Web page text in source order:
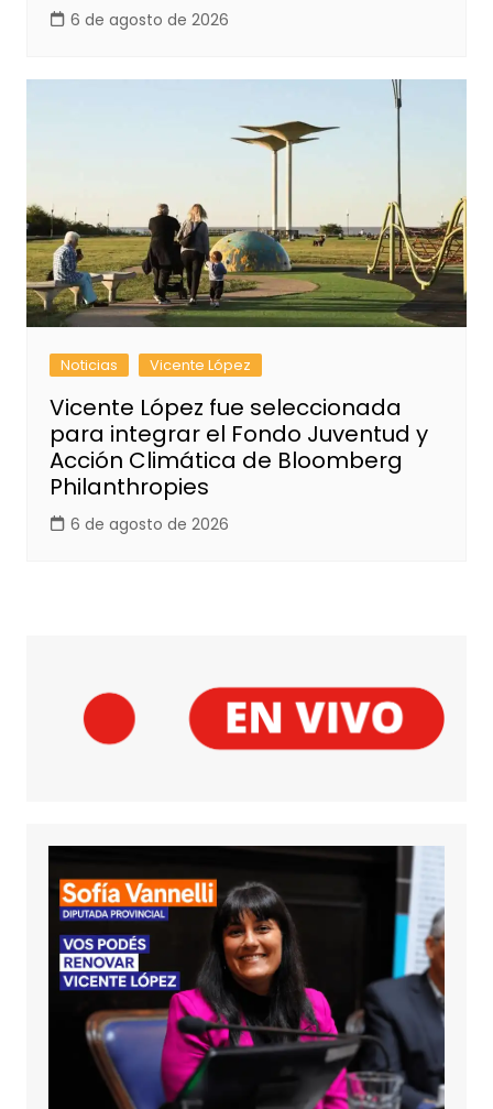
6 de agosto de 2026
Noticias Vicente López
Vicente López fue seleccionada
para integrar el Fondo Juventud y
Acción Climática de Bloomberg
Philanthropies
6 de agosto de 2026